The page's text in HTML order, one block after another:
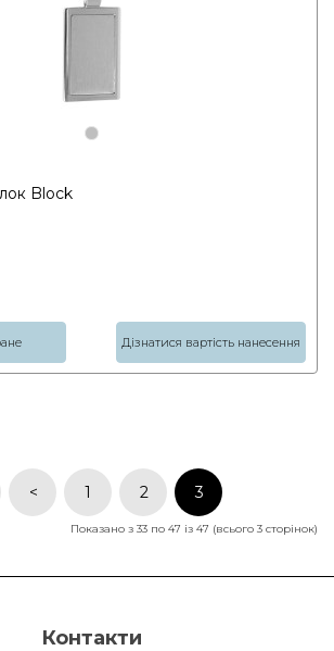
Block
Дізнатися вартість нанесення
< 1 2 3
Показано з 33 по 47 із 47 (всього 3 сторінок)
Контакти